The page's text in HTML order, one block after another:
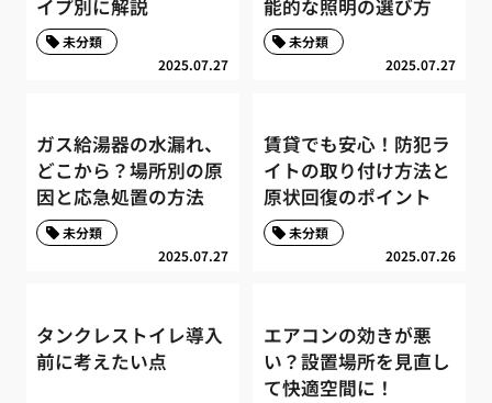
イプ別に解説
2025.07.27
未分類
能的な照明の選び方
2025.07.27
未分類
ガス給湯器の水漏れ、
どこから？場所別の原
因と応急処置の方法
2025.07.27
未分類
賃貸でも安心！防犯ラ
イトの取り付け方法と
原状回復のポイント
2025.07.26
未分類
タンクレストイレ導入
前に考えたい点
エアコンの効きが悪
い？設置場所を見直し
て快適空間に！